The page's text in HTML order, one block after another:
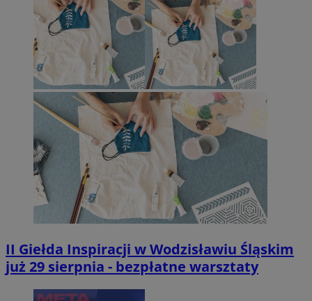
II Giełda Inspiracji w Wodzisławiu Śląskim
już 29 sierpnia - bezpłatne warsztaty